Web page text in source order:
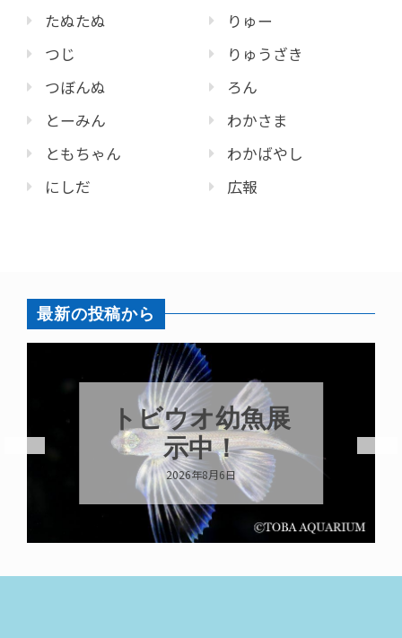
たぬたぬ
つじ
つぼんぬ
とーみん
ともちゃん
にしだ
りゅー
りゅうざき
ろん
わかさま
わかばやし
広報
最新の投稿から
トビウオ幼魚展
示中！
2026年8月6日